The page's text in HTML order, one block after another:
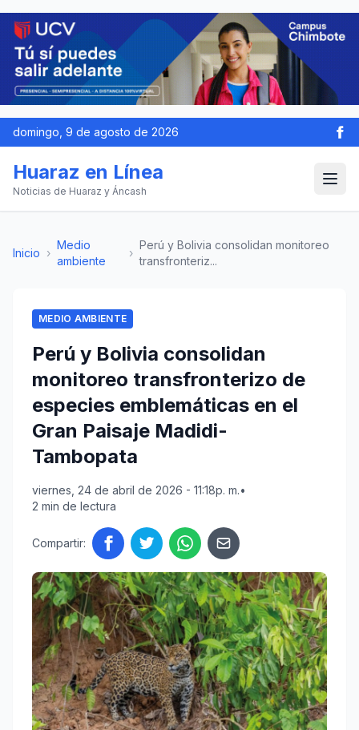
domingo, 9 de agosto de 2026
Huaraz en Línea
Noticias de Huaraz y Áncash
Inicio ›
Medio
ambiente
›
Perú y Bolivia consolidan monitoreo
transfronteriz...
MEDIO AMBIENTE
Perú y Bolivia consolidan
monitoreo transfronterizo de
especies emblemáticas en el
Gran Paisaje Madidi-
Tambopata
viernes, 24 de abril de 2026 - 11:18p. m.•
2 min de lectura
Compartir: